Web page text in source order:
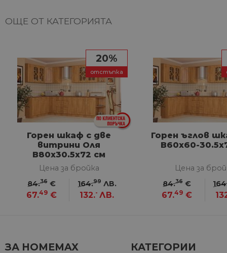
ОЩЕ ОТ КАТЕГОРИЯТА
20%
отстъпка
Горен шкаф с две
витрини Оля
В80х30.5х72 см
Цена за бройка
84.36 €
67.49 €
164.99 ЛВ.
132.- ЛВ.
Горен ъглов
В60х60-
Цена за
84.36 €
67.49 €
ЗА HOMEMAX КАТЕГОРИИ
Строго
Строго необходимите
акаунта. Уебсайтът не
Име
__cf_bm
Google Privacy